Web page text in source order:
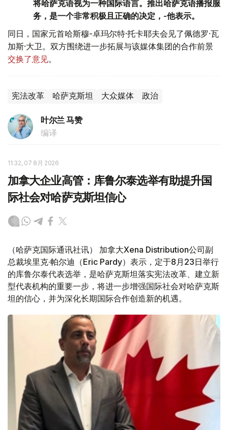
将哈萨克语视为一种国际语言。推出哈萨克语播报服
务，是一个非常积极且正确的决定，-他表示。
同日，国家元首哈斯穆-卓玛尔特·托卡耶夫会见了佩德罗·瓦
加斯·大卫。双方围绕进一步拓展与该媒体集团的合作前景
交换了意见。
宪法改革 哈萨克斯坦 大众媒体 政治
叶尔兰 马赞
编译
11:32, 07 8月 2026
加拿大企业高管：库鲁尔泰选举有助提升国
际社会对哈萨克斯坦信心
（哈萨克国际通讯社讯） 加拿大Xena Distribution公司副
总裁埃里克·帕尔迪（Eric Pardy）表示，定于8月23日举行
的库鲁尔泰代表选举，是哈萨克斯坦落实宪法改革、建立新
型代表机构的重要一步，将进一步增强国际社会对哈萨克斯
坦的信心，并为深化长期国际合作创造新的机遇。